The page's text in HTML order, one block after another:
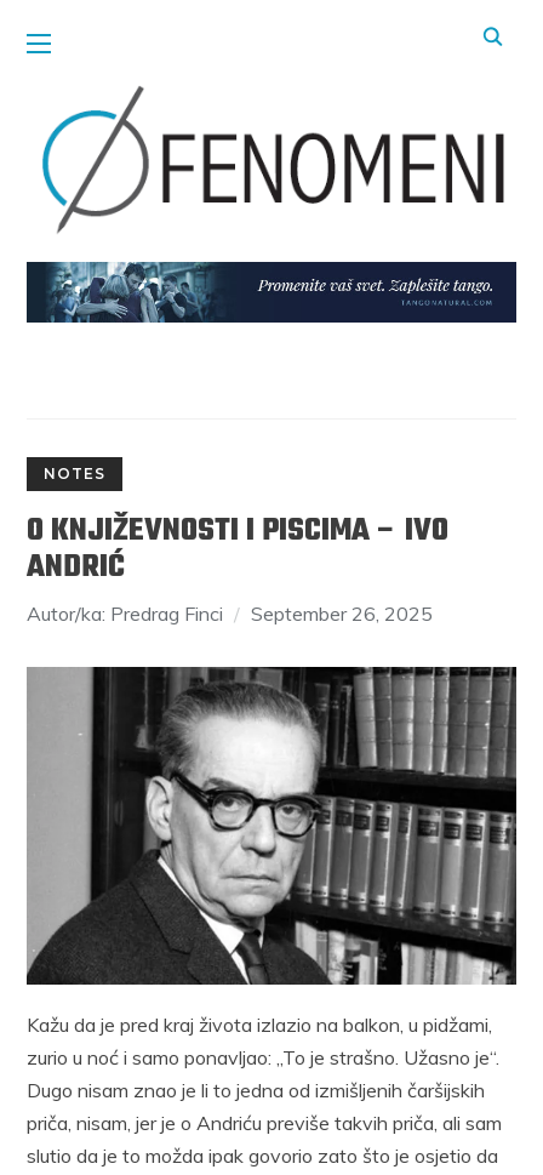
NOTES
O KNJIŽEVNOSTI I PISCIMA – IVO
ANDRIĆ
Autor/ka: Predrag Finci September 26, 2025
Kažu da je pred kraj života izlazio na balkon, u pidžami,
zurio u noć i samo ponavljao: „To je strašno. Užasno je“.
Dugo nisam znao je li to jedna od izmišljenih čaršijskih
priča, nisam, jer je o Andriću previše takvih priča, ali sam
slutio da je to možda ipak govorio zato što je osjetio da